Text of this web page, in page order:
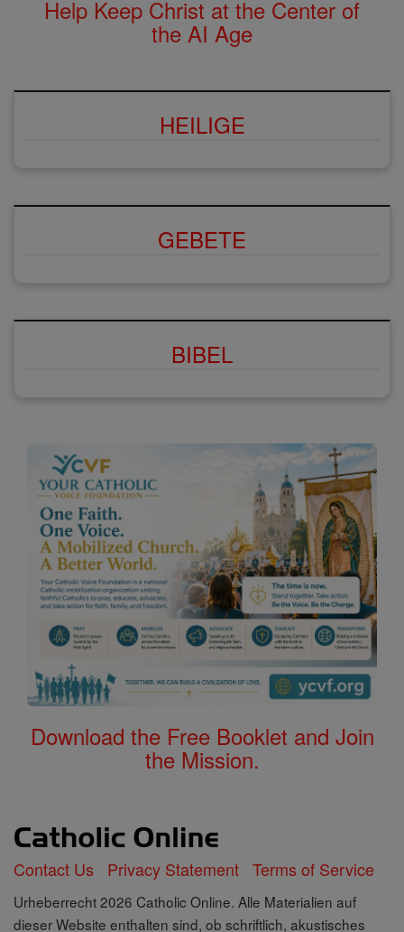
Help Keep Christ at the Center of
the AI Age
HEILIGE
GEBETE
BIBEL
Download the Free Booklet and Join
the Mission.
Contact Us Privacy Statement Terms of Service
Urheberrecht 2026 Catholic Online. Alle Materialien auf
dieser Website enthalten sind, ob schriftlich, akustisches